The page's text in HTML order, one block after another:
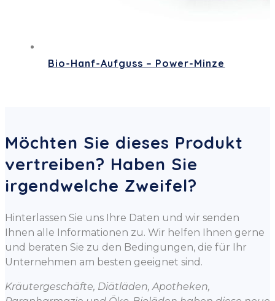
Bio-Hanf-Aufguss – Power-Minze
Möchten Sie dieses Produkt
vertreiben? Haben Sie
irgendwelche Zweifel?
Hinterlassen Sie uns Ihre Daten und wir senden
Ihnen alle Informationen zu. Wir helfen Ihnen gerne
und beraten Sie zu den Bedingungen, die für Ihr
Unternehmen am besten geeignet sind.
Kräutergeschäfte, Diätläden, Apotheken,